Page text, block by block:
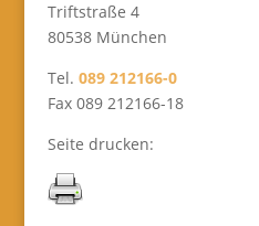
Triftstraße 4
80538 München
Tel. 089 212166-0
Fax 089 212166-18
Seite drucken: